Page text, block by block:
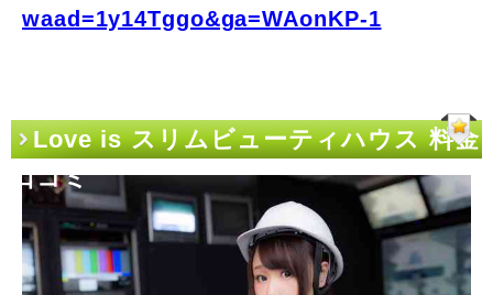
waad=1y14Tggo&ga=WAonKP-1
Love is スリムビューティハウス 料金
口コミ